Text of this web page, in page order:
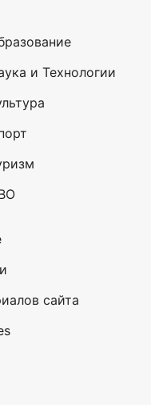
и Технологии
сайта